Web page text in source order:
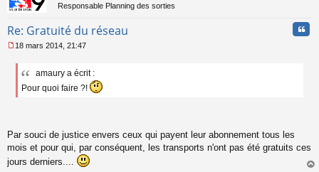
Responsable Planning des sorties
Re: Gratuité du réseau
e
a
o
n
l
18 mars 2014, 21:47
amaury a écrit :
Pour quoi faire ?!
Par souci de justice envers ceux qui payent leur abonnement tous les
mois et pour qui, par conséquent, les transports n'ont pas été gratuits ces
jours derniers....